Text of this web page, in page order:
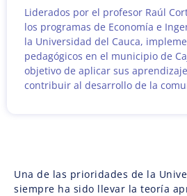
Liderados por el profesor Raúl
los programas de Economía e
la Universidad del Cauca,
pedagógicos en el municipio de
objetivo de aplicar sus
contribuir al desarrollo de la
Una de las prioridades de la
siempre ha sido llevar la teoría